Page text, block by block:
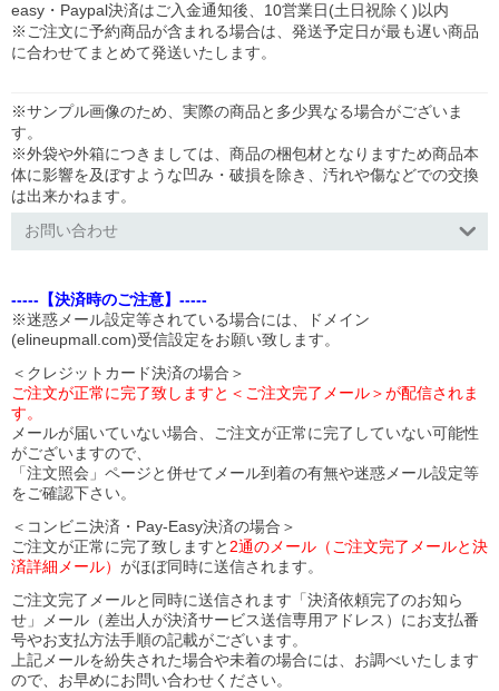
easy・Paypal決済はご入金通知後、10営業日(土日祝除く)以内
※ご注文に予約商品が含まれる場合は、発送予定日が最も遅い商品
に合わせてまとめて発送いたします。
※サンプル画像のため、実際の商品と多少異なる場合がございま
す。
※外袋や外箱につきましては、商品の梱包材となりますため商品本
体に影響を及ぼすような凹み・破損を除き、汚れや傷などでの交換
は出来かねます。
お問い合わせ
-----【決済時のご注意】-----
※迷惑メール設定等されている場合には、ドメイン
(elineupmall.com)受信設定をお願い致します。
＜クレジットカード決済の場合＞
ご注文が正常に完了致しますと＜ご注文完了メール＞が配信されま
す。
メールが届いていない場合、ご注文が正常に完了していない可能性
がございますので、
「注文照会」ページと併せてメール到着の有無や迷惑メール設定等
をご確認下さい。
＜コンビニ決済・Pay-Easy決済の場合＞
ご注文が正常に完了致しますと 2通のメール（ご注文完了メールと決
済詳細メール） がほぼ同時に送信されます。
ご注文完了メールと同時に送信されます「決済依頼完了のお知ら
せ」メール（差出人が決済サービス送信専用アドレス）にお支払番
号やお支払方法手順の記載がございます。
上記メールを紛失された場合や未着の場合には、お調べいたします
ので、お早めにお問い合わせください。